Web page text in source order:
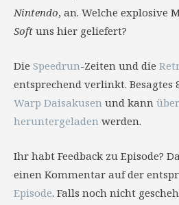
Nintendo, an. Welche explosive
Soft uns hier geliefert?
Die Speedrun-Zeiten und die
entsprechend verlinkt. Besagtes
Warp Daisakusen und kann
heruntergeladen werden.
Ihr habt Feedback zu Episode?
einen Kommentar auf der
Episode. Falls noch nicht